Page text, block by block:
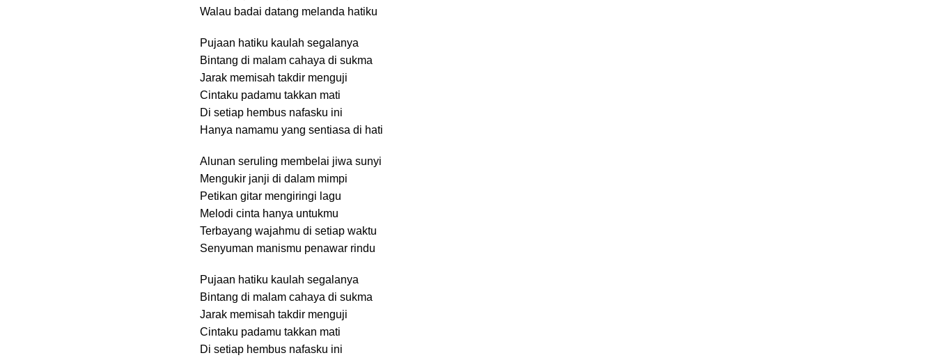
Walau badai datang melanda hatiku
Pujaan hatiku kaulah segalanya
Bintang di malam cahaya di sukma
Jarak memisah takdir menguji
Cintaku padamu takkan mati
Di setiap hembus nafasku ini
Hanya namamu yang sentiasa di hati
Alunan seruling membelai jiwa sunyi
Mengukir janji di dalam mimpi
Petikan gitar mengiringi lagu
Melodi cinta hanya untukmu
Terbayang wajahmu di setiap waktu
Senyuman manismu penawar rindu
Pujaan hatiku kaulah segalanya
Bintang di malam cahaya di sukma
Jarak memisah takdir menguji
Cintaku padamu takkan mati
Di setiap hembus nafasku ini